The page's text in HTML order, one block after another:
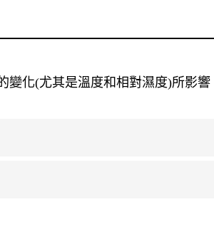
變化(尤其是溫度和相對濕度)所影響